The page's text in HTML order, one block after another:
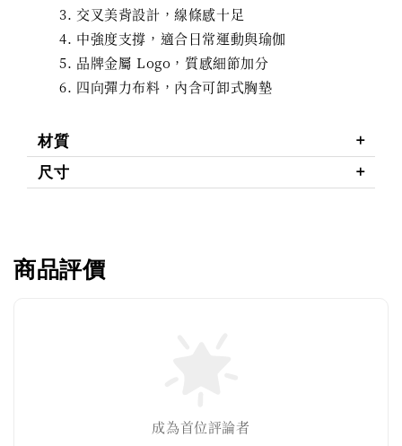
交叉美背設計，線條感十足
中強度支撐，適合日常運動與瑜伽
品牌金屬 Logo，質感細節加分
四向彈力布料，內含可卸式胸墊
材質
尺寸
商品評價
成為首位評論者